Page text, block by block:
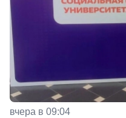
вчера в 09:04